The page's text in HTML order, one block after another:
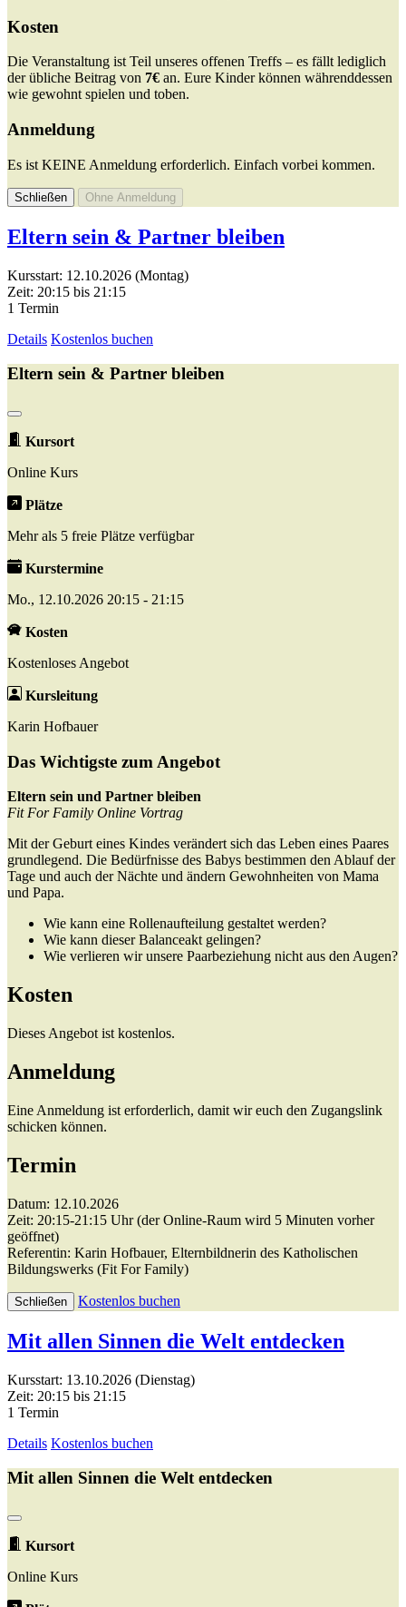
Kosten
Die Veranstaltung ist Teil unseres offenen Treffs – es fällt lediglich
der übliche Beitrag von 7€ an. Eure Kinder können währenddessen
wie gewohnt spielen und toben.
Anmeldung
Es ist KEINE Anmeldung erforderlich. Einfach vorbei kommen.
Schließen Ohne Anmeldung
Eltern sein & Partner bleiben
Kursstart: 12.10.2026 (Montag)
Zeit: 20:15 bis 21:15
1 Termin
Details Kostenlos buchen
Eltern sein & Partner bleiben
Kursort
Online Kurs
Plätze
Mehr als 5 freie Plätze verfügbar
Kurstermine
Mo., 12.10.2026 20:15 - 21:15
Kosten
Kostenloses Angebot
Kursleitung
Karin Hofbauer
Das Wichtigste zum Angebot
Eltern sein und Partner bleiben
Fit For Family Online Vortrag
Mit der Geburt eines Kindes verändert sich das Leben eines Paares
grundlegend. Die Bedürfnisse des Babys bestimmen den Ablauf der
Tage und auch der Nächte und ändern Gewohnheiten von Mama
und Papa.
Wie kann eine Rollenaufteilung gestaltet werden?
Wie kann dieser Balanceakt gelingen?
Wie verlieren wir unsere Paarbeziehung nicht aus den Augen?
Kosten
Dieses Angebot ist kostenlos.
Anmeldung
Eine Anmeldung ist erforderlich, damit wir euch den Zugangslink
schicken können.
Termin
Datum: 12.10.2026
Zeit: 20:15-21:15 Uhr (der Online-Raum wird 5 Minuten vorher
geöffnet)
Referentin: Karin Hofbauer, Elternbildnerin des Katholischen
Bildungswerks (Fit For Family)
Schließen Kostenlos buchen
Mit allen Sinnen die Welt entdecken
Kursstart: 13.10.2026 (Dienstag)
Zeit: 20:15 bis 21:15
1 Termin
Details Kostenlos buchen
Mit allen Sinnen die Welt entdecken
Kursort
Online Kurs